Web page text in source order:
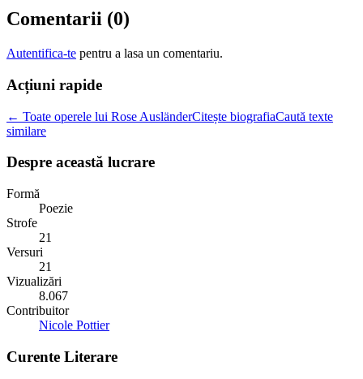
Comentarii (0)
Autentifica-te pentru a lasa un comentariu.
Acțiuni rapide
← Toate operele lui Rose AusländerCitește biografiaCaută texte
similare
Despre această lucrare
Formă
Poezie
Strofe
21
Versuri
21
Vizualizări
8.067
Contribuitor
Nicole Pottier
Curente Literare